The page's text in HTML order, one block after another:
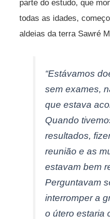
parte do estudo, que
todas as idades,
aldeias da terra Sawré
“Estávamos
sem exames,
que estava
Quando
resultados,
reunião e as
estavam bem
Perguntavam
interromper a
o útero estaria